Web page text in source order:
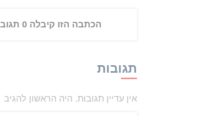
הכתבה הזו קיבלה 0 תגובות
תגובות
אין עדיין תגובות. היה הראשון להגיב